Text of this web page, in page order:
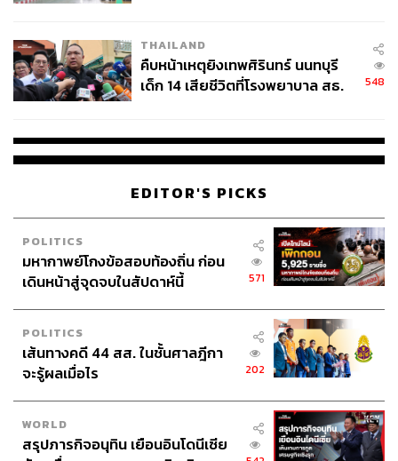
THAILAND
คืบหน้าเหตุยิงเทพศิรินทร์ นนทบุรี
เด็ก 14 เสียชีวิตที่โรงพยาบาล สธ.
548
EDITOR'S PICKS
POLITICS
มหากาพย์โกงข้อสอบท้องถิ่น ก่อน
เดินหน้าสู่จุดจบในสัปดาห์นี้
571
POLITICS
เส้นทางคดี 44 สส. ในชั้นศาลฎีกา
จะรู้ผลเมื่อไร
202
WORLD
สรุปภารกิจอนุทิน เยือนอินโดนีเซีย